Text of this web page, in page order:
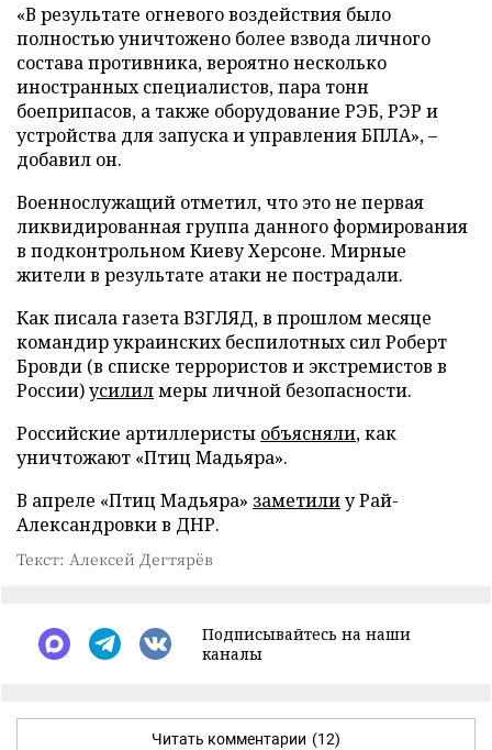
«В результате огневого воздействия было
полностью уничтожено более взвода личного
состава противника, вероятно несколько
иностранных специалистов, пара тонн
боеприпасов, а также оборудование РЭБ, РЭР и
устройства для запуска и управления БПЛА», –
добавил он.
Военнослужащий отметил, что это не первая
ликвидированная группа данного формирования
в подконтрольном Киеву Херсоне. Мирные
жители в результате атаки не пострадали.
Как писала газета ВЗГЛЯД, в прошлом месяце
командир украинских беспилотных сил Роберт
Бровди (в списке террористов и экстремистов в
России)усилилмеры личной безопасности.
Российские артиллеристы объясняли, как
уничтожают «Птиц Мадьяра».
В апреле «Птиц Мадьяра» заметилиу Рай-
Александровки в ДНР.
Текст: Алексей Дегтярёв
Подписывайтесь на наши
каналы
Читать комментарии (12)